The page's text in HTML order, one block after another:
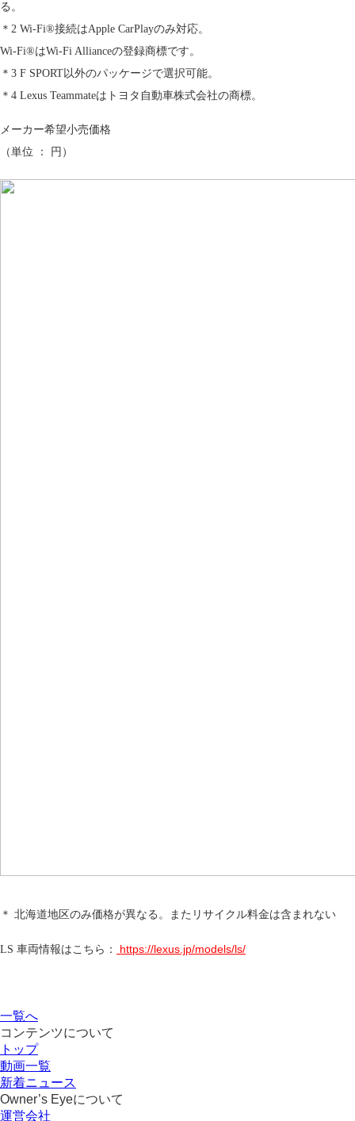
る。
＊2 Wi-Fi®接続はApple CarPlayのみ対応。
Wi-Fi®はWi-Fi Allianceの登録商標です。
＊3 F SPORT以外のパッケージで選択可能。
＊4 Lexus Teammateはトヨタ自動車株式会社の商標。
メーカー希望小売価格
（単位 ： 円）
＊ 北海道地区のみ価格が異なる。またリサイクル料金は含まれない
LS 車両情報はこちら： https://lexus.jp/models/ls/
一覧へ
コンテンツについて
トップ
動画一覧
新着ニュース
Owner’s Eyeについて
運営会社